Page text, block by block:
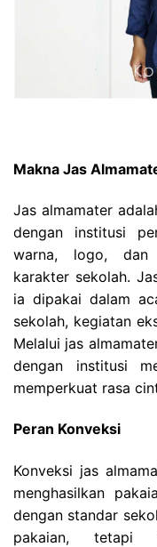
Makna Jas
Jas almamater
dengan institusi
warna, logo, dan
karakter sekolah.
ia dipakai dalam
sekolah, kegiatan
Melalui jas
dengan institusi
memperkuat rasa
Peran Konveksi
Konveksi jas
menghasilkan
dengan standar
pakaian, tetapi